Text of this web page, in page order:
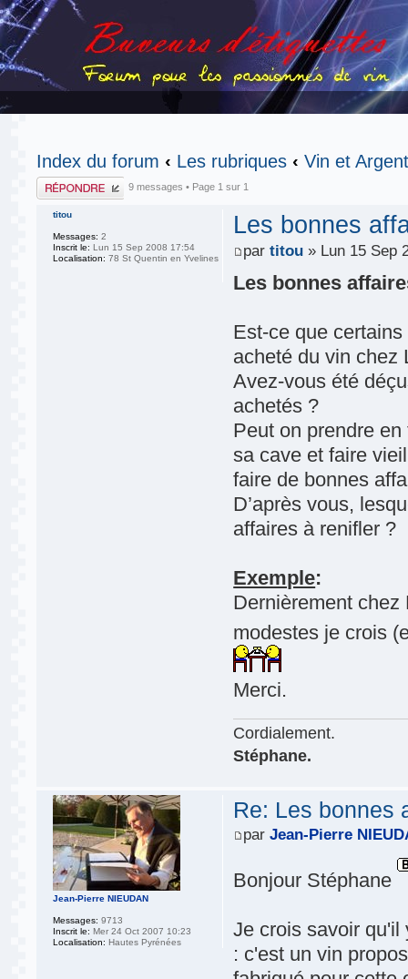
Index du forum ‹ Les rubriques ‹ Vin et
Publier une
réponse
9 messages • Page 1 sur 1
Les bonnes
partitou » Lun 15 Sep
Les bonnes
Est-ce que
acheté du vin chez
Avez-vous été
achetés ?
Peut on prendre
sa cave et faire
faire de bonnes
D’après vous,
affaires à renifler ?
Exemple:
Dernièrement chez
modestes je crois
Merci.
Cordialement.
Stéphane.
titou
Messages: 2
Inscrit le: Lun 15 Sep 2008 17:54
Localisation: 78 St Quentin en Yvelines
Re: Les bonnes
parJean-Pierre
Bonjour Stéphane
Je crois savoir qu'il
: c'est un vin
Jean-Pierre NIEUDAN
Messages: 9713
Inscrit le: Mer 24 Oct 2007 10:23
Localisation: Hautes Pyrénées